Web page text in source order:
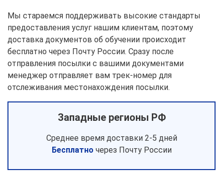
Мы стараемся поддерживать высокие стандарты
предоставления услуг нашим клиентам, поэтому
доставка документов об обучении происходит
бесплатно через Почту России. Сразу после
отправления посылки с вашими документами
менеджер отправляет вам трек-номер для
отслеживания местонахождения посылки.
Западные регионы РФ
Среднее время доставки 2-5 дней
Бесплатно через Почту России